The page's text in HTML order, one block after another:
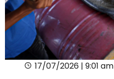
17/07/2026 | 9:01 am